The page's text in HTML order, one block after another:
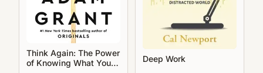
Think Again: The Power
of Knowing What You
Deep Work